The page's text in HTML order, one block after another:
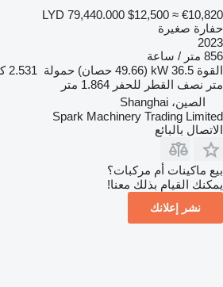
LYD 79,440.000 $12,500 ≈ €10,820
حفارة صغيرة
2023
856 متر / ساعة
القوة 36.5 kW (49.66 حصان) حمولة 2.531 كجم
متر نصف القطر للحفر 1.864 متر
الصين، Shanghai
Spark Machinery Trading Limited
الاتصال بالبائع
بيع ماكينات أم مركبات؟
يمكنك القيام بذلك معنا!
نشر إعلانك